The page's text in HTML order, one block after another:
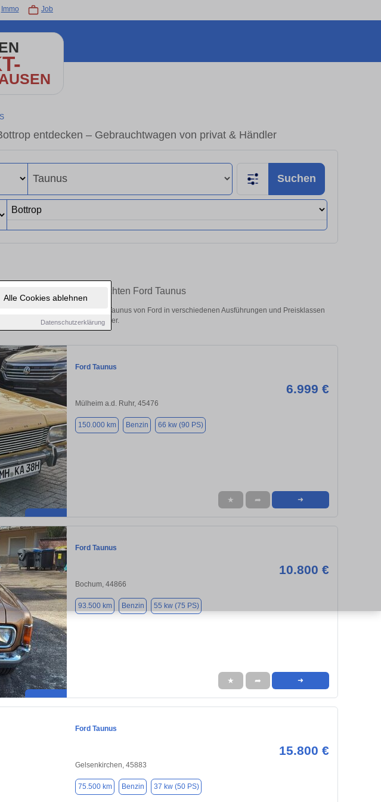
Alle Cookies ablehnen
Datenschutzerklärung
Immo Job
entdecken – Gebrauchtwagen von privat & Händler
Suchen
in Bottrop Ihren gebrauchten Ford Taunus
Entdecken Sie gebrauchte Taunus von Ford in verschiedenen Ausführungen und Preisklassen
von privat und vom Händler.
Ford Taunus
6.999 €
Mülheim a.d. Ruhr, 45476
150.000 km Benzin 66 kw (90 PS)
★ ➦ ➜
Ford Taunus
10.800 €
Bochum, 44866
93.500 km Benzin 55 kw (75 PS)
★ ➦ ➜
Ford Taunus
15.800 €
Gelsenkirchen, 45883
75.500 km Benzin 37 kw (50 PS)